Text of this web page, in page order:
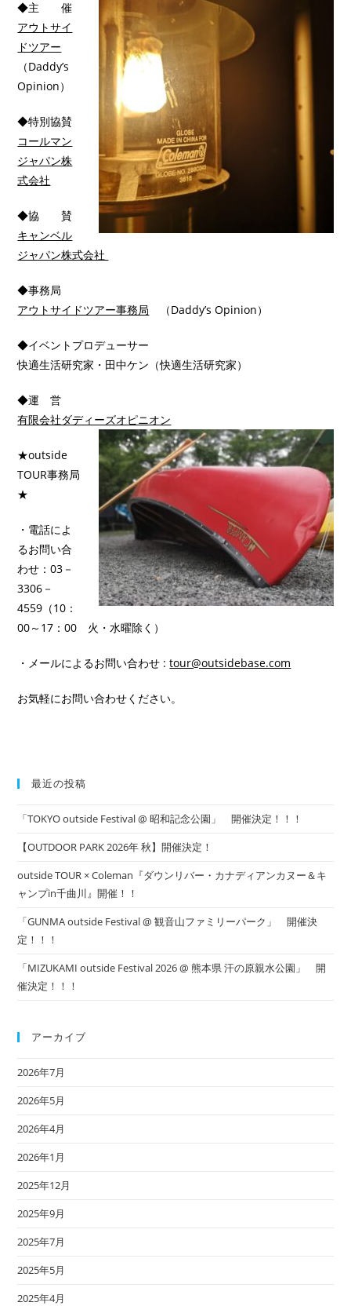
◆主 催
アウトサイ
ドツアー
（Daddy’s
Opinion）
◆特別協賛
コールマン
ジャパン株
式会社
◆協 賛
キャンベル
ジャパン株式会社
◆事務局
アウトサイドツアー事務局 （Daddy’s Opinion）
◆イベントプロデューサー
快適生活研究家・田中ケン（快適生活研究家）
◆運 営
有限会社ダディーズオピニオン
★outside
TOUR事務局
★
・電話によ
るお問い合
わせ：03－
3306－
4559（10：
00～17：00 火・水曜除く）
・メールによるお問い合わせ :tour@outsidebase.com
お気軽にお問い合わせください。
最近の投稿
「TOKYO outside Festival @ 昭和記念公園」 開催決定！！！
【OUTDOOR PARK 2026年 秋】開催決定！
outside TOUR × Coleman『ダウンリバー・カナディアンカヌー＆キ
ャンプin千曲川』開催！！
「GUNMA outside Festival @ 観音山ファミリーパーク」 開催決
定！！！
「MIZUKAMI outside Festival 2026 @ 熊本県 汗の原親水公園」 開
催決定！！！
アーカイブ
2026年7月
2026年5月
2026年4月
2026年1月
2025年12月
2025年9月
2025年7月
2025年5月
2025年4月